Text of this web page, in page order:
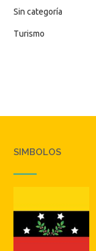
Sin categoría
Turismo
SIMBOLOS